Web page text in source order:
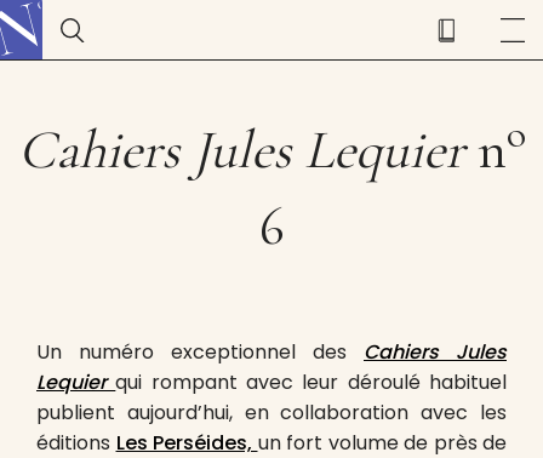
Cahiers Jules Lequierno
6
Un numéro exceptionnel des Cahiers Jules
Lequier qui rompant avec leur déroulé habituel
publient aujourd’hui, en collaboration avec les
éditions Les Perséides, un fort volume de près de